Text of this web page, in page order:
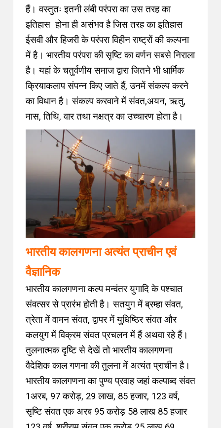
हैं। वस्तुतः इतनी लंबी परंपरा का उस तरह का
इतिहास होना ही असंभव है जिस तरह का इतिहास
ईसवी और हिजरी के परंपरा विहीन राष्ट्रों की कल्पना
में है। भारतीय परंपरा की सृष्टि का वर्णन सबसे निराला
है। यहां के चतुर्वणीय समाज द्वारा जितने भी धार्मिक
क्रियाकलाप संपन्न किए जाते हैं, उनमें संकल्प करने
का विधान है। संकल्प करवाने में संवत,अयन, ऋतु,
मास, तिथि, वार तथा नक्षत्र का उच्चारण होता है।
भारतीय कालगणना अत्यंत प्राचीन एवं
वैज्ञानिक
भारतीय कालगणना कल्प मन्वंतर युगादि के पश्चात
संवत्सर से प्रारंभ होती है। सतयुग में ब्रम्हा संवत,
त्रेता में वामन संवत, द्वापर में युधिष्ठिर संवत और
कलयुग में विक्रम संवत प्रचलन में हैं अथवा रहे हैं।
तुलनात्मक दृष्टि से देखें तो भारतीय कालगणना
वैदेशिक काल गणना की तुलना में अत्यंत प्राचीन है।
भारतीय कालगणना का पुण्य प्रवाह जहां कल्पाब्द संवत
1अरब, 97 करोड़, 29 लाख, 85 हजार, 123 वर्ष,
सृष्टि संवत एक अरब 95 करोड़ 58 लाख 85 हजार